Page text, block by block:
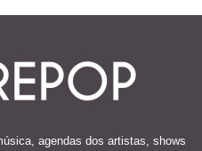
agendas dos artistas, shows